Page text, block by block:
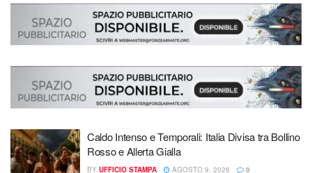
Caldo Intenso e Temporali: Italia Divisa tra Bollino
Rosso e Allerta Gialla
BY UFFICIO STAMPA AGOSTO 9, 2026 0